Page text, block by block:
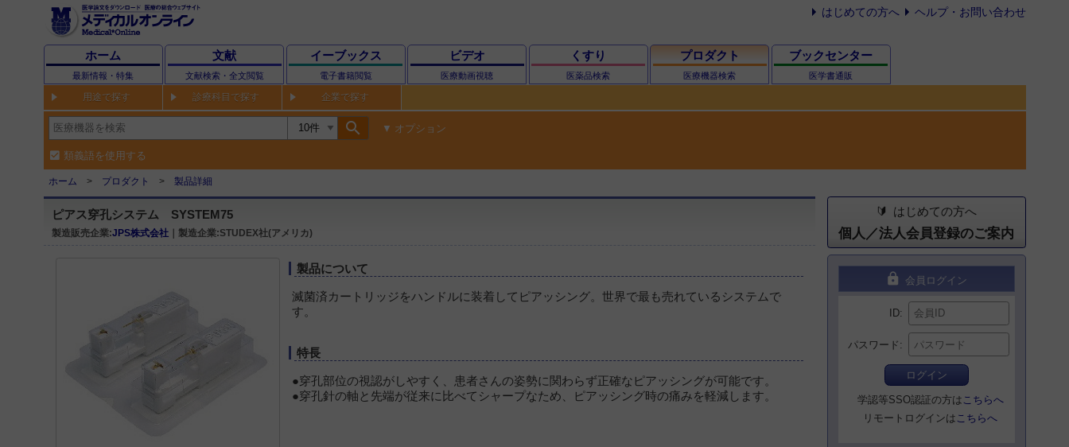
はじめての方へ ヘルプ・お問い合わせ
ホーム
最新情報・特集
文献
文献検索・全文閲覧
イーブックス
電子書籍閲覧
ビデオ
医療動画視聴
くすり
医薬品検索
プロダクト
医療機器検索
ブックセンター
医学書通販
用途で探す 診療科目で探す 企業で探す
search オプション
類義語を使用する
ホーム プロダクト 製品詳細
ピアス穿孔システム SYSTEM75
製造販売企業:JPS株式会社｜製造企業:STUDEX社(アメリカ)
製品について
滅菌済カートリッジをハンドルに装着してピアッシング。世界で最も売れているシステムで
す。
特長
●穿孔部位の視認がしやすく、患者さんの姿勢に関わらず正確なピアッシングが可能です。
●穿孔針の軸と先端が従来に比べてシャープなため、ピアッシング時の痛みを軽減します。
はじめての方へ
個人／法人会員登録のご案内
lock 会員ログイン
ID
パスワード
ログイン
学認等SSO認証の方は こちらへ
リモートログインは こちらへ